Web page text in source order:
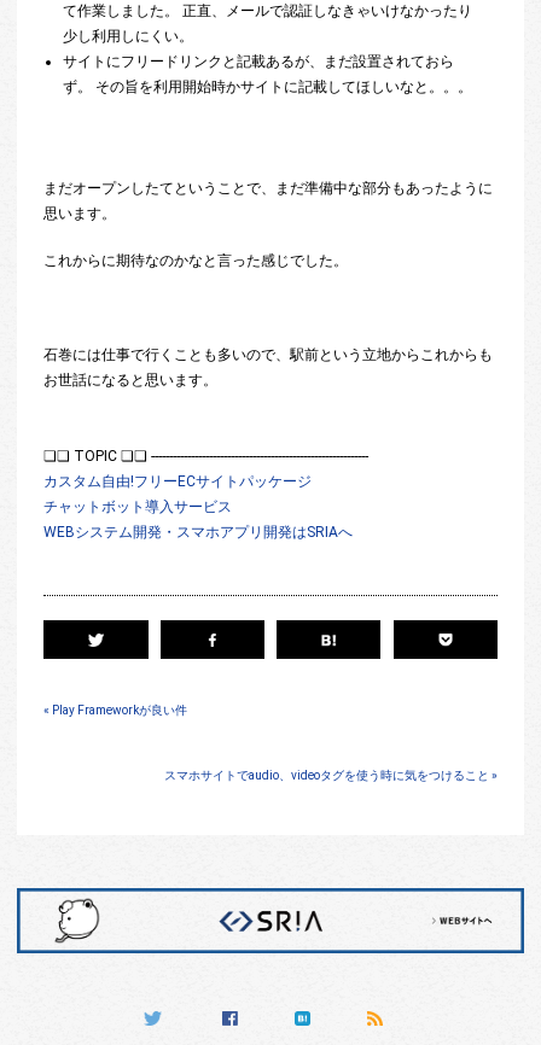
て作業しました。 正直、メールで認証しなきゃいけなかったり
少し利用しにくい。
サイトにフリードリンクと記載あるが、まだ設置されておら
ず。 その旨を利用開始時かサイトに記載してほしいなと。。。
まだオープンしたてということで、まだ準備中な部分もあったように
思います。
これからに期待なのかなと言った感じでした。
石巻には仕事で行くことも多いので、駅前という立地からこれからも
お世話になると思います。
❏❏ TOPIC ❏❏ ------------------------------------------------------------
カスタム自由!フリーECサイトパッケージ
チャットボット導入サービス
WEBシステム開発・スマホアプリ開発はSRIAへ
« Play Frameworkが良い件
スマホサイトでaudio、videoタグを使う時に気をつけること »